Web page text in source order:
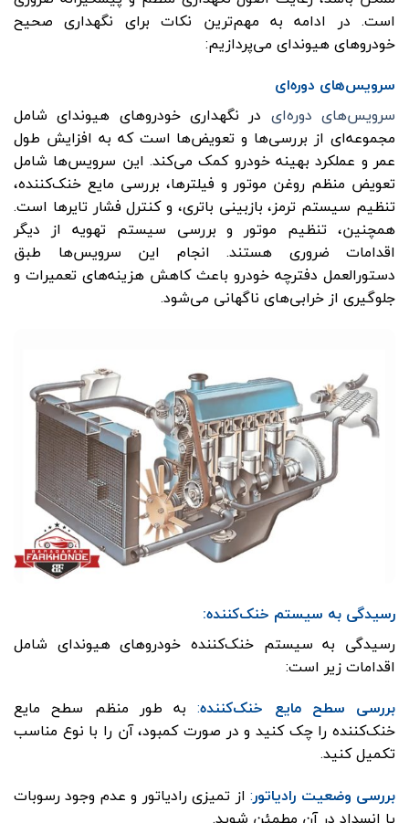
است. در ادامه به مهم‌ترین نکات برای نگهداری صحیح
خودروهای هیوندای می‌پردازیم:
سرویس‌های دوره‌ای
سرویس‌های دوره‌ای در نگهداری خودروهای هیوندای شامل
مجموعه‌ای از بررسی‌ها و تعویض‌ها است که به افزایش طول
عمر و عملکرد بهینه خودرو کمک می‌کند. این سرویس‌ها شامل
تعویض منظم روغن موتور و فیلترها، بررسی مایع خنک‌کننده،
تنظیم سیستم ترمز، بازبینی باتری، و کنترل فشار تایرها است.
همچنین، تنظیم موتور و بررسی سیستم تهویه از دیگر
اقدامات ضروری هستند. انجام این سرویس‌ها طبق
دستورالعمل دفترچه خودرو باعث کاهش هزینه‌های تعمیرات و
جلوگیری از خرابی‌های ناگهانی می‌شود.
رسیدگی به سیستم خنک‌کننده:
رسیدگی به سیستم خنک‌کننده خودروهای هیوندای شامل
اقدامات زیر است:
بررسی سطح مایع خنک‌کننده: به طور منظم سطح مایع
خنک‌کننده را چک کنید و در صورت کمبود، آن را با نوع مناسب
تکمیل کنید.
بررسی وضعیت رادیاتور: از تمیزی رادیاتور و عدم وجود رسوبات